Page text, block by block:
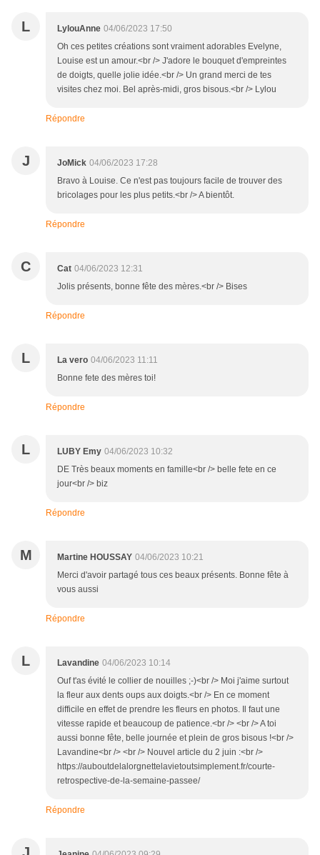
L LylouAnne 04/06/2023 17:50
Oh ces petites créations sont vraiment adorables Evelyne,
Louise est un amour.<br /> J'adore le bouquet d'empreintes
de doigts, quelle jolie idée.<br /> Un grand merci de tes
visites chez moi. Bel après-midi, gros bisous.<br /> Lylou
Répondre
J JoMick 04/06/2023 17:28
Bravo à Louise. Ce n'est pas toujours facile de trouver des
bricolages pour les plus petits.<br /> A bientôt.
Répondre
C Cat 04/06/2023 12:31
Jolis présents, bonne fête des mères.<br /> Bises
Répondre
L La vero 04/06/2023 11:11
Bonne fete des mères toi!
Répondre
L LUBY Emy 04/06/2023 10:32
DE Très beaux moments en famille<br /> belle fete en ce
jour<br /> biz
Répondre
M Martine HOUSSAY 04/06/2023 10:21
Merci d'avoir partagé tous ces beaux présents. Bonne fête à
vous aussi
Répondre
L Lavandine 04/06/2023 10:14
Ouf t'as évité le collier de nouilles ;-)<br /> Moi j'aime surtout
la fleur aux dents oups aux doigts.<br /> En ce moment
difficile en effet de prendre les fleurs en photos. Il faut une
vitesse rapide et beaucoup de patience.<br /> <br /> A toi
aussi bonne fête, belle journée et plein de gros bisous !<br />
Lavandine<br /> <br /> Nouvel article du 2 juin :<br />
https://auboutdelalorgnettelavietoutsimplement.fr/courte-
retrospective-de-la-semaine-passee/
Répondre